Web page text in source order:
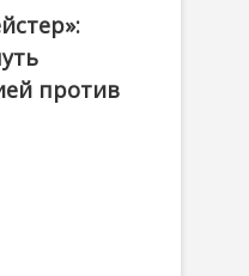
Dream
против